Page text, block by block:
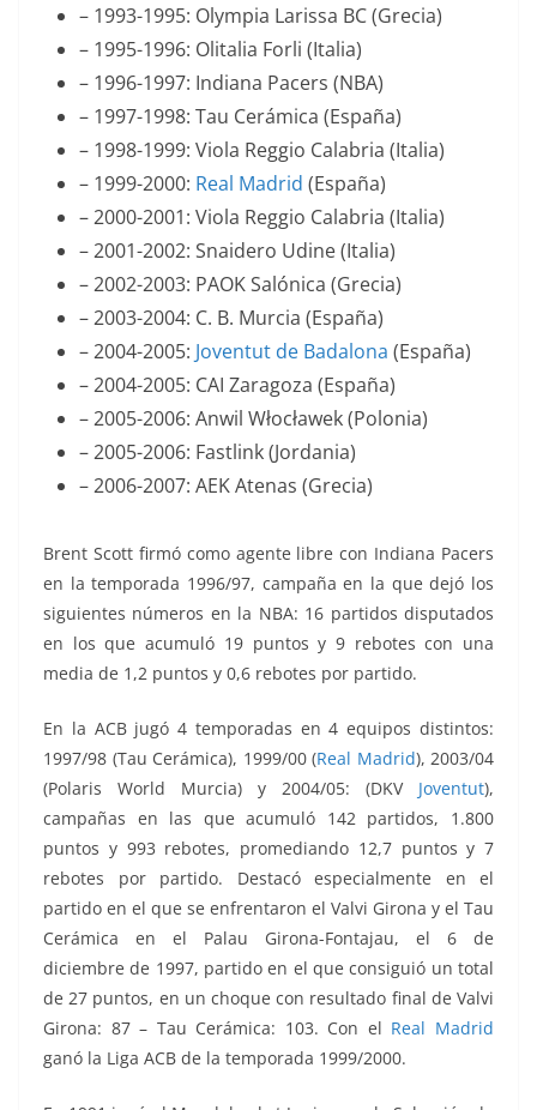
– 1993-1995: Olympia Larissa BC (Grecia)
– 1995-1996: Olitalia Forli (Italia)
– 1996-1997: Indiana Pacers (NBA)
– 1997-1998: Tau Cerámica (España)
– 1998-1999: Viola Reggio Calabria (Italia)
– 1999-2000: Real Madrid (España)
– 2000-2001: Viola Reggio Calabria (Italia)
– 2001-2002: Snaidero Udine (Italia)
– 2002-2003: PAOK Salónica (Grecia)
– 2003-2004: C. B. Murcia (España)
– 2004-2005: Joventut de Badalona (España)
– 2004-2005: CAI Zaragoza (España)
– 2005-2006: Anwil Włocławek (Polonia)
– 2005-2006: Fastlink (Jordania)
– 2006-2007: AEK Atenas (Grecia)
Brent Scott firmó como agente libre con Indiana Pacers
en la temporada 1996/97, campaña en la que dejó los
siguientes números en la NBA: 16 partidos disputados
en los que acumuló 19 puntos y 9 rebotes con una
media de 1,2 puntos y 0,6 rebotes por partido.
En la ACB jugó 4 temporadas en 4 equipos distintos:
1997/98 (Tau Cerámica), 1999/00 (Real Madrid), 2003/04
(Polaris World Murcia) y 2004/05: (DKV Joventut),
campañas en las que acumuló 142 partidos, 1.800
puntos y 993 rebotes, promediando 12,7 puntos y 7
rebotes por partido. Destacó especialmente en el
partido en el que se enfrentaron el Valvi Girona y el Tau
Cerámica en el Palau Girona-Fontajau, el 6 de
diciembre de 1997, partido en el que consiguió un total
de 27 puntos, en un choque con resultado final de Valvi
Girona: 87 – Tau Cerámica: 103. Con el Real Madrid
ganó la Liga ACB de la temporada 1999/2000.